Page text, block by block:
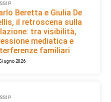
Beretta e Giulia De
il retroscena sulla
tra visibilità,
mediatica e
familiari
2026